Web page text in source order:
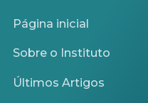
Página inicial
Sobre o Instituto
Últimos Artigos